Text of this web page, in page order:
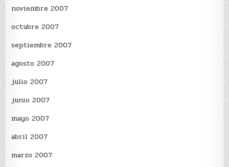
noviembre 2007
octubre 2007
septiembre 2007
agosto 2007
julio 2007
junio 2007
mayo 2007
abril 2007
marzo 2007